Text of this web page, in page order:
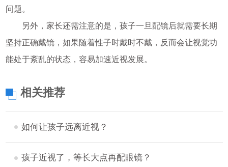
问题。
另外，家长还需注意的是，孩子一旦配镜后就需要长期
坚持正确戴镜，如果随着性子时戴时不戴，反而会让视觉功
能处于紊乱的状态，容易加速近视发展。
相关推荐
如何让孩子远离近视？
孩子近视了，等长大点再配眼镜？